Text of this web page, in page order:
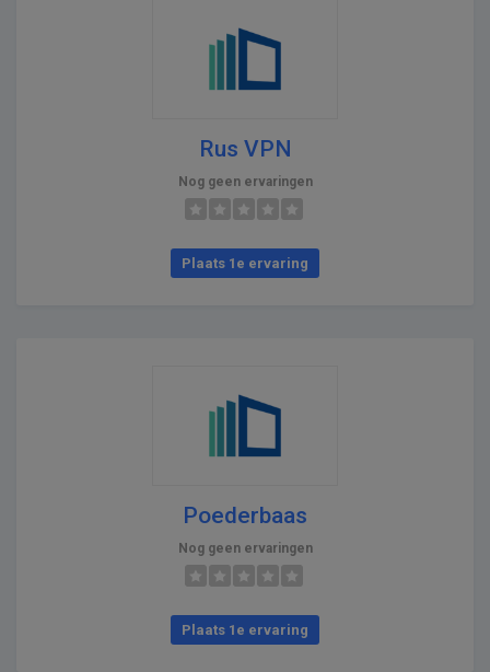
Rus VPN
Nog geen ervaringen
Plaats 1e ervaring
Poederbaas
Nog geen ervaringen
Plaats 1e ervaring